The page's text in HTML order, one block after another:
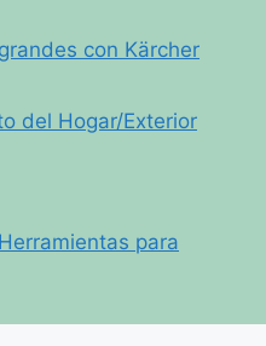
con Kärcher
del Hogar/Exterior
para